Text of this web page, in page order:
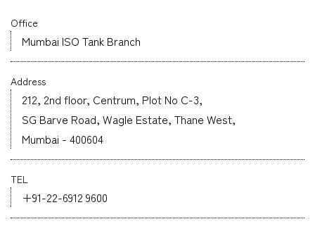
グローバルネットワーク
サステナビリティ
Office
Mumbai ISO Tank Branch
Address
212, 2nd floor, Centrum, Plot No C-3,
SG Barve Road, Wagle Estate, Thane West,
Mumbai - 400604
TEL
+91-22-6912 9600